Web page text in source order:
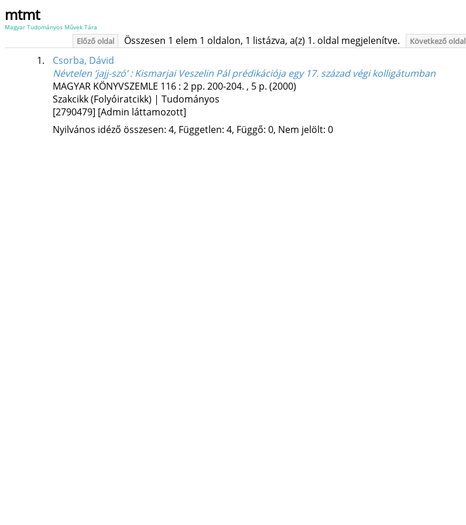
mtmt
Magyar Tudományos Művek Tára
Előző oldal Összesen 1 elem 1 oldalon, 1 listázva, a(z) 1. oldal megjelenítve. Következő oldal
1.
Csorba, Dávid
Névtelen ’jajj-szó’ : Kismarjai Veszelin Pál prédikációja egy 17. század végi kolligátumban
MAGYAR KÖNYVSZEMLE 116: 2 pp. 200-204. , 5 p. (2000)
Szakcikk (Folyóiratcikk) | Tudományos
[2790479] [Admin láttamozott]
Nyilvános idéző összesen: 4, Független: 4, Függő: 0, Nem jelölt: 0